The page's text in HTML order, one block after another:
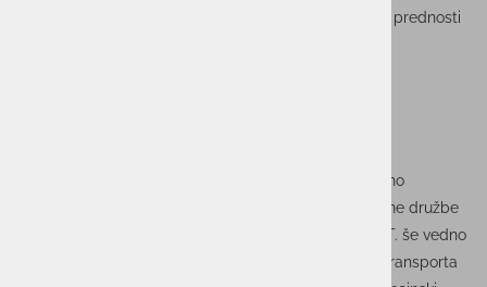
zagotavljamo enostavno sodelovanje in konkurenčne prednosti
so odločeni nadaljevati uspešno
delovanje na trgih v regiji in tudi širše – kot posamezne družbe
oziroma blagovne znamke. Tako v družbi ACTUAL I. T. še vedno
razvijajo namenske programske rešitve za področje transporta